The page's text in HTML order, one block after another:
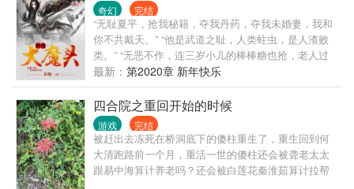
奇幻 完结
“无耻夏平，抢我秘籍，夺我丹药，夺我未婚妻，我和
你不共戴天。” “他是武道之耻，人类蛀虫，是人渣败
类。” “无恶不作，连三岁小儿的棒棒糖也抢，老人过
马路都不扶。” “四处惹是生非，各大家族的天才都被
他殴打过，人神共愤啊。” 炎黄星无数武道强者对夏平
咬牙切齿，简直恨不得将其挫骨扬灰。 而夏平面对这
么多人的仇恨，淡定的拉出“超级仇恨系统”界面，看着
上面各种好东西，摸了摸下巴：“都积攒到这么多仇恨
值了，不知道是兑换圣品丹药混沌丹，还是绝世武学
如来掌，或者是神器乾坤鼎，真是烦恼
啊。”群:361976800
最新： 第2020章 新年快乐
四合院之重回开始的时候
游戏 完结
被赶出去冻死在桥洞底下的傻柱重生了，重生回到何
大清跑路前一个月，重活一世的傻柱还会被聋老太太
跟易中海算计养老吗？还会被白莲花秦淮茹算计拉帮